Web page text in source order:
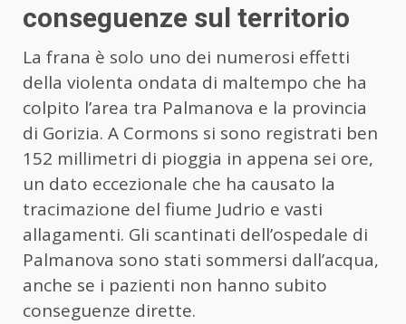
conseguenze sul territorio
La frana è solo uno dei numerosi effetti
della violenta ondata di maltempo che ha
colpito l’area tra Palmanova e la provincia
di Gorizia. A Cormons si sono registrati ben
152 millimetri di pioggia in appena sei ore,
un dato eccezionale che ha causato la
tracimazione del fiume Judrio e vasti
allagamenti. Gli scantinati dell’ospedale di
Palmanova sono stati sommersi dall’acqua,
anche se i pazienti non hanno subito
conseguenze dirette.